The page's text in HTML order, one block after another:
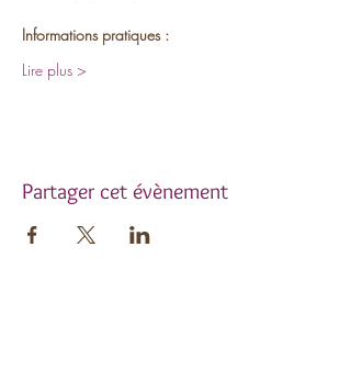
Informations pratiques :
Lire plus >
Partager cet évènement